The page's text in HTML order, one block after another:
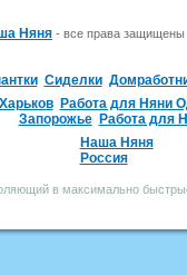
Няня - все права
Сиделки
Работа для Няни
Запорожье
Работа для
Наша Няня
Россия
в максимально